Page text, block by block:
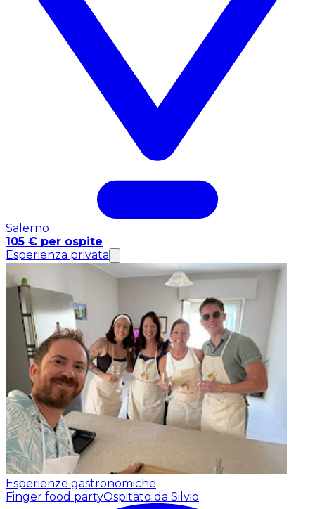
Salerno
105 € per ospite
Esperienza privata
Esperienze gastronomiche
Finger food partyOspitato da Silvio